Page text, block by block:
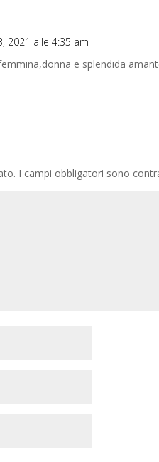
2021 alle 4:35 am
e splendida
I campi obbligatori sono